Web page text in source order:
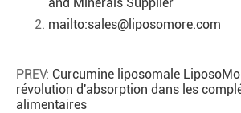
mailto:sales@liposomore.com
PREV: Curcumine liposomale
révolution d'absorption dans les
alimentaires